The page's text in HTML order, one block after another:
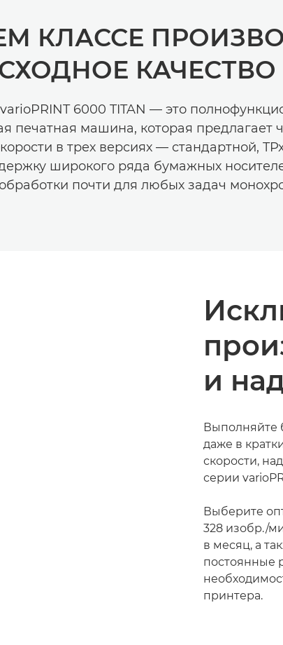
КЛАССЕ
КАЧЕСТВО
6000 TITAN — это
печатная машина, которая предлагает
в трех версиях — стандартной,
широкого ряда бумажных
почти для любых задач
и
Выполняйте
даже в
скорости,
серии
Выберите
328 изобр./
в месяц, а
постоянные
принтера.